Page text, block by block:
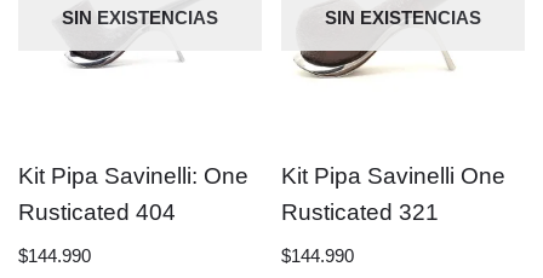
SIN EXISTENCIAS
Kit Pipa Savinelli: One
Rusticated 404
$144.990
SIN EXISTENCIAS
Kit Pipa Savinelli One
Rusticated 321
$144.990